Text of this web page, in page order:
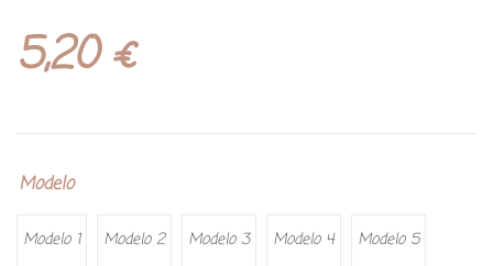
5,20€
Modelo
Modelo 1 Modelo 2 Modelo 3 Modelo 4 Modelo 5